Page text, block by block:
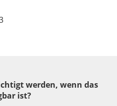
werden, wenn das
ist?